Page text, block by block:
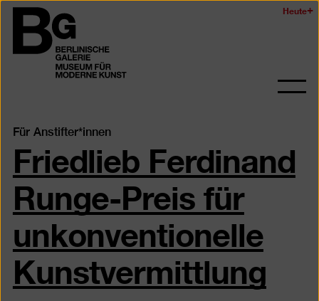
Zum
Seiteninhalt
springen
Berlinischen
Galerie
Heute
Für Anstifter*innen
Friedlieb Ferdinand
Runge-Preis für
unkonventionelle
Kunstvermittlung